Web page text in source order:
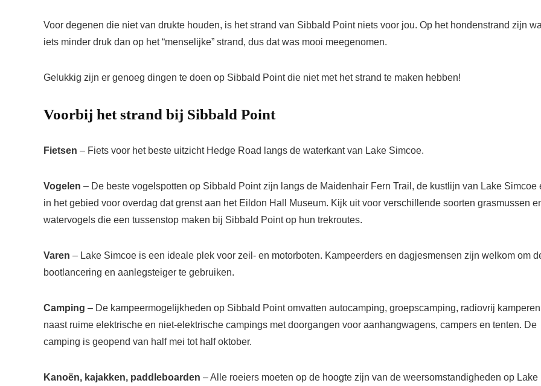
Voor degenen die niet van drukte houden, is het strand van Sibbald Point niets voor jou. Op het hondenstrand zijn
iets minder druk dan op het “menselijke” strand, dus dat was mooi meegenomen.
Gelukkig zijn er genoeg dingen te doen op Sibbald Point die niet met het strand te maken hebben!
Voorbij het strand bij Sibbald Point
Fietsen – Fiets voor het beste uitzicht Hedge Road langs de waterkant van Lake Simcoe.
Vogelen – De beste vogelspotten op Sibbald Point zijn langs de Maidenhair Fern Trail, de kustlijn van Lake Simcoe
in het gebied voor overdag dat grenst aan het Eildon Hall Museum. Kijk uit voor verschillende soorten grasmussen
watervogels die een tussenstop maken bij Sibbald Point op hun trekroutes.
Varen – Lake Simcoe is een ideale plek voor zeil- en motorboten. Kampeerders en dagjesmensen zijn welkom om
bootlancering en aanlegsteiger te gebruiken.
Camping – De kampeermogelijkheden op Sibbald Point omvatten autocamping, groepscamping, radiovrij
naast ruime elektrische en niet-elektrische campings met doorgangen voor aanhangwagens, campers en tenten. De
camping is geopend van half mei tot half oktober.
Kanoën, kajakken, paddleboarden – Alle roeiers moeten op de hoogte zijn van de weersomstandigheden op Lake